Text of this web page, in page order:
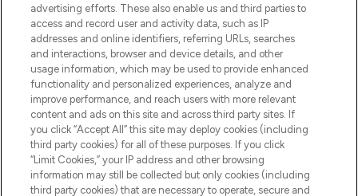
Shop online of via de app, met gratis
verzending vanaf €40.
Cookie-toestemming
Do Not Sell or Share My Personal
Information
HELP & INFORMATIE
BEDRIJFSINFORMATIE
advertising efforts. These also enable us and third parties to
access and record user and activity data, such as IP
addresses and online identifiers, referring URLs, searches
and interactions, browser and device details, and other
usage information, which may be used to provide enhanced
functionality and personalized experiences, analyze and
improve performance, and reach users with more relevant
content and ads on this site and across third party sites. If
you click “Accept All” this site may deploy cookies (including
third party cookies) for all of these purposes. If you click
“Limit Cookies,” your IP address and other browsing
information may still be collected but only cookies (including
third party cookies) that are necessary to operate, secure and